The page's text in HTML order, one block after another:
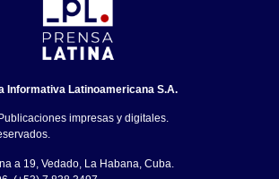
Informativa Latinoamericana S.A.
impresas y digitales.
a 19, Vedado, La Habana, Cuba.